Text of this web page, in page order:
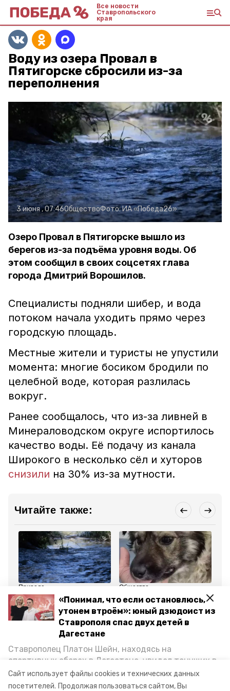
Сайт использует файлы cookies и технических данных
посетителей. Продолжая пользоваться сайтом, Вы
«Понимал, что если остановлюсь,
утонем втроём»: юный дзюдоист из
Ставрополя спас двух детей в
Дагестане
Ставрополец Платон Шейн, находясь на
спортивных сборах в Дегестане, увидел тонущих в
Каспийском море детей и бросился на помощь. По
возвращении домой, отважного мальчика
Все новости
Ставропольского
края
Воду из озера Провал в
Пятигорске сбросили из-за
переполнения
3 июня , 07:46ОбществоФото:ИА «Победа26»
Озеро Провал в Пятигорске вышло из
берегов из‑за подъёма уровня воды. Об
этом сообщил в своих соцсетях глава
города Дмитрий Ворошилов.
Специалисты подняли шибер, и вода
потоком начала уходить прямо через
городскую площадь.
Местные жители и туристы не упустили
момента: многие босиком бродили по
целебной воде, которая разлилась
вокруг.
Ранее сообщалось, что из-за ливней в
Минераловодском округе испортилось
качество воды. Её подачу из канала
Широкого в несколько сёл и хуторов
снизили на 30% из-за мутности.
Читайте также:
Природа
2 июня , 18:17
В селе Воздвиженском
на Ставрополье уровень
воды в реке близок к
опасной отметке
Общество
2 июня , 18:40
Губернатор
Ставрополья спас
сбитую на трассе собаку
и ищет её хозяев
Все новости
уровень воды пятигорск